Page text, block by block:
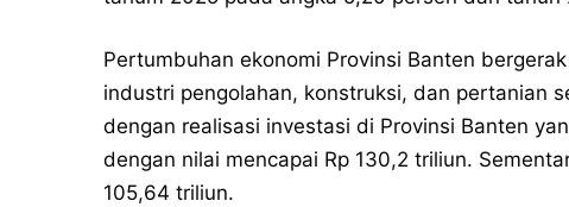
Pertumbuhan ekonomi Provinsi Banten
industri pengolahan, konstruksi, dan pertanian
dengan realisasi investasi di Provinsi Banten
dengan nilai mencapai Rp 130,2 triliun.
105,64 triliun.